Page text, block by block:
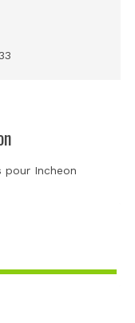
pour Incheon